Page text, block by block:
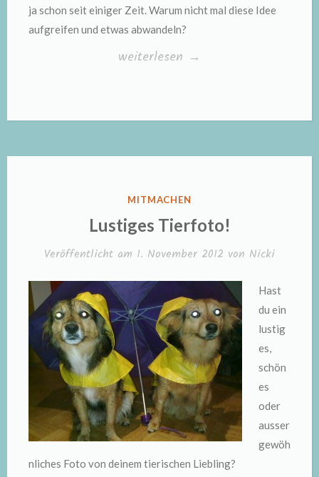
ja schon seit einiger Zeit. Warum nicht mal diese Idee
aufgreifen und etwas abwandeln?
„Große
Verlosung
weiterlesen →
VERÖFFENTLICHT
IN
MITMACHEN
Lustiges Tierfoto!
Veröffentlicht am 1. November 2012 von Nicki
Hast
du ein
lustig
es,
schön
es
oder
ausser
gewöh
nliches Foto von deinem tierischen Liebling?